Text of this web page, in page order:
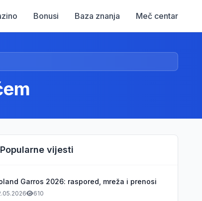
Bonusi Baza znanja Meč centar
Popularne vijesti
Garros 2026: raspored, mreža i prenosi
610